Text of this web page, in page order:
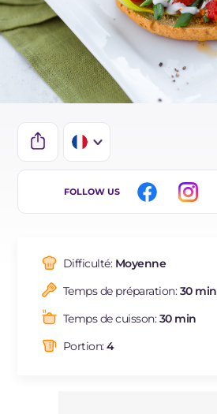
IT
FOLLOW US
Difficulté: Moyenne
Temps de préparation:30 min
Temps de cuisson:30 min
Portion:4